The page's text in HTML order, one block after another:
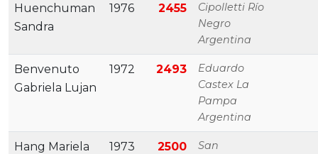
Huenchuman
Sandra
1976 2455
Cipolletti Río
Negro
Argentina
Benvenuto
Gabriela Lujan
1972 2493
Eduardo
Castex La
Pampa
Argentina
Hang Mariela 1973 2500
San